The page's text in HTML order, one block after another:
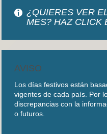
¿QUIERES VER
MES? HAZ CLICK
AVISO
Los días festivos están
vigentes de cada país. Por
discrepancias con la
o futuros.